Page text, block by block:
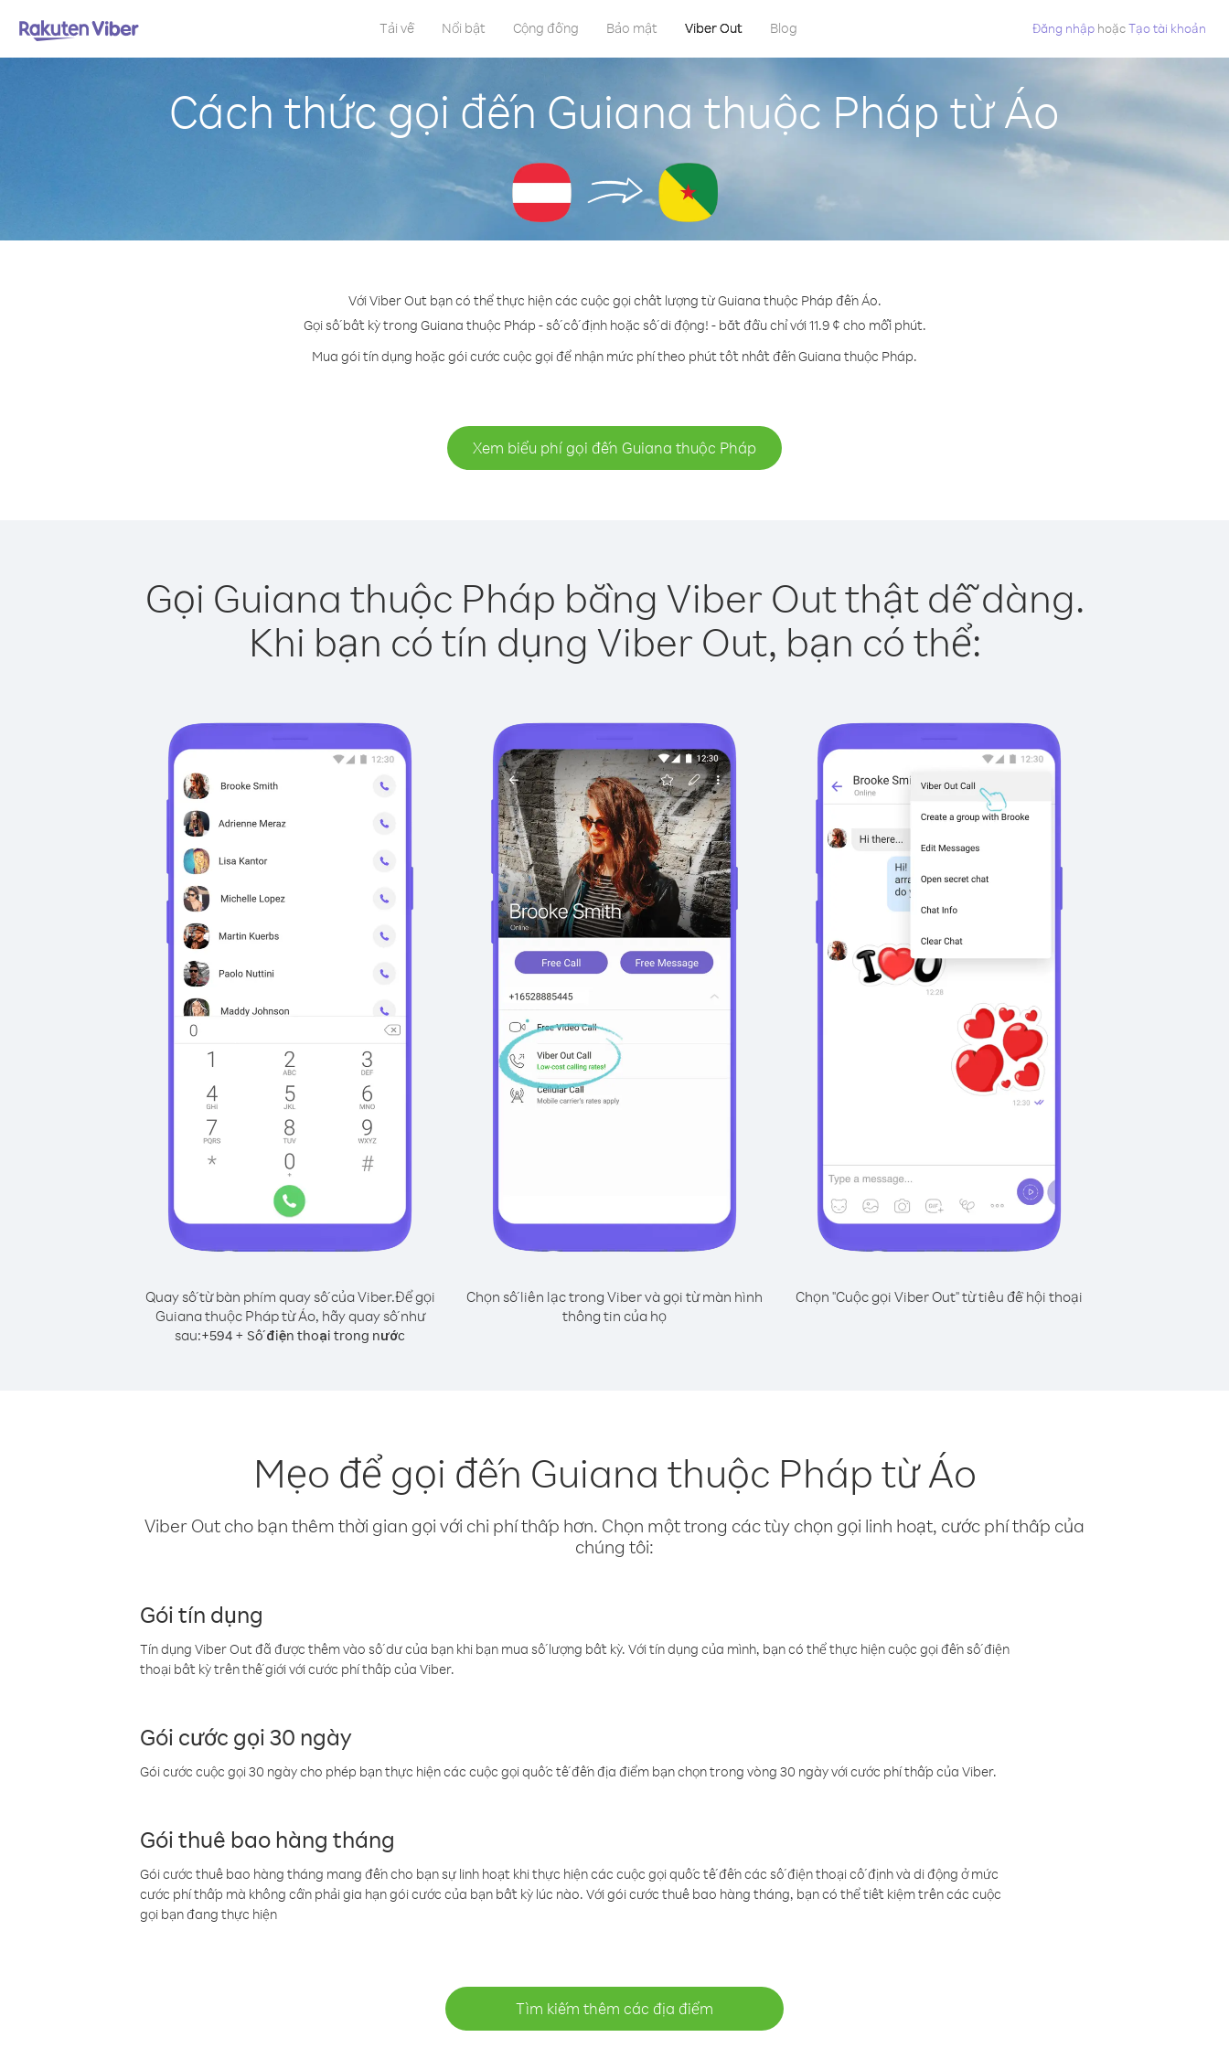
Tải về Nổi bật Cộng đồng Bảo mật Viber Out Blog Đăng nhập hoặcTạo tài khoản
Cách thức gọi đến Guiana thuộc Pháp từ Áo
Với Viber Out bạn có thể thực hiện các cuộc gọi chất lượng từ Guiana thuộc Pháp đến Áo.
Gọi số bất kỳ trong Guiana thuộc Pháp - số cố định hoặc số di động! - bắt đầu chỉ với 11.9 ¢ cho mỗi phút.
Mua gói tín dụng hoặc gói cước cuộc gọi để nhận mức phí theo phút tốt nhất đến Guiana thuộc Pháp.
Xem biểu phí gọi đến Guiana thuộc Pháp
Gọi Guiana thuộc Pháp bằng Viber Out thật dễ dàng.
Khi bạn có tín dụng Viber Out, bạn có thể:
Quay số từ bàn phím quay số của Viber.Để gọi
Guiana thuộc Pháp từ Áo, hãy quay số như
sau:+594 + Số điện thoại trong nước
Chọn số liên lạc trong Viber và gọi từ màn hình
thông tin của họ
Chọn "Cuộc gọi Viber Out" từ tiêu đề hội thoại
Mẹo để gọi đến Guiana thuộc Pháp từ Áo
Viber Out cho bạn thêm thời gian gọi với chi phí thấp hơn. Chọn một trong các tùy chọn gọi linh hoạt, cước phí thấp của
chúng tôi:
Gói tín dụng
Tín dụng Viber Out đã được thêm vào số dư của bạn khi bạn mua số lượng bất kỳ. Với tín dụng của mình, bạn có thể thực hiện cuộc gọi đến số điện
thoại bất kỳ trên thế giới với cước phí thấp của Viber.
Gói cước gọi 30 ngày
Gói cước cuộc gọi 30 ngày cho phép bạn thực hiện các cuộc gọi quốc tế đến địa điểm bạn chọn trong vòng 30 ngày với cước phí thấp của Viber.
Gói thuê bao hàng tháng
Gói cước thuê bao hàng tháng mang đến cho bạn sự linh hoạt khi thực hiện các cuộc gọi quốc tế đến các số điện thoại cố định và di động ở mức
cước phí thấp mà không cần phải gia hạn gói cước của bạn bất kỳ lúc nào. Với gói cước thuê bao hàng tháng, bạn có thể tiết kiệm trên các cuộc
gọi bạn đang thực hiện
Tìm kiếm thêm các địa điểm